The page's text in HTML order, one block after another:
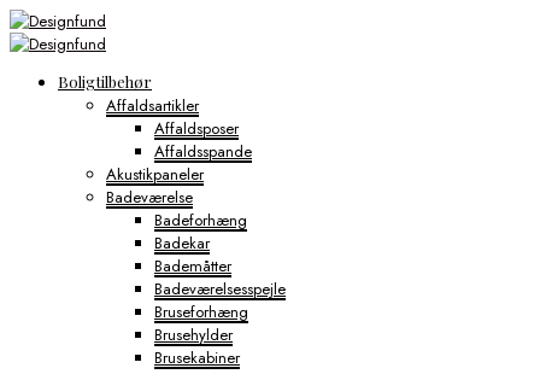
Boligtilbehør
Affaldsartikler
Affaldsposer
Affaldsspande
Akustikpaneler
Badeværelse
Badeforhæng
Badekar
Bademåtter
Badeværelsesspejle
Bruseforhæng
Brusehylder
Brusekabiner